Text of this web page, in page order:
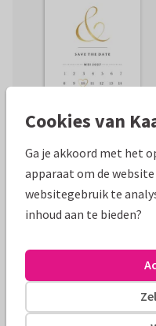
Mooie extra's bij je
Cookies van
Ga je akkoord met het
apparaat om de
websitegebruik te
inhoud aan te bieden?